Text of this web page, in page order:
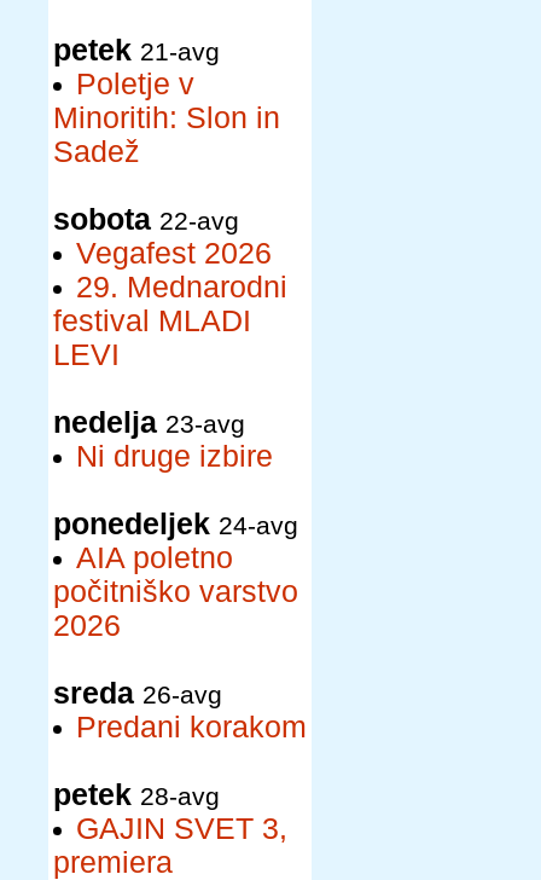
petek 21-avg
Poletje v
Minoritih: Slon in
Sadež
sobota 22-avg
Vegafest 2026
29. Mednarodni
festival MLADI
LEVI
nedelja 23-avg
Ni druge izbire
ponedeljek 24-avg
AIA poletno
počitniško varstvo
2026
sreda 26-avg
Predani korakom
petek 28-avg
GAJIN SVET 3,
premiera